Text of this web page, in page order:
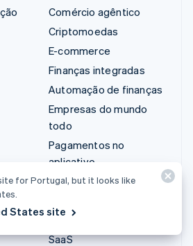
Comércio agêntico
Criptomoedas
E-commerce
Finanças integradas
Automação de finanças
Empresas do mundo
todo
Pagamentos no
aplicativo
Marketplaces
Plataformas
SaaS
for Portugal, but it looks like
States site